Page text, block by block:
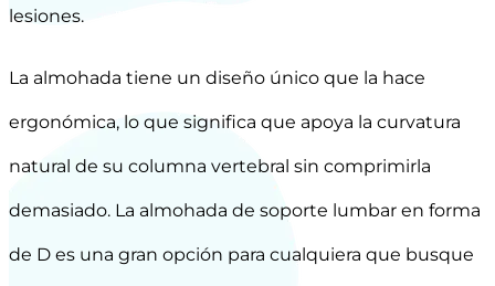
lesiones.
La almohada tiene un diseño único que la hace
ergonómica, lo que significa que apoya la curvatura
natural de su columna vertebral sin comprimirla
demasiado. La almohada de soporte lumbar en forma
de D es una gran opción para cualquiera que busque